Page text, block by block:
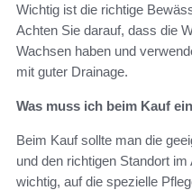
Wichtig ist die richtige
Achten Sie darauf, dass die
Wachsen haben und
mit guter Drainage.
Was muss ich beim Kauf
Beim Kauf sollte man die
und den richtigen Standort
wichtig, auf die spezielle